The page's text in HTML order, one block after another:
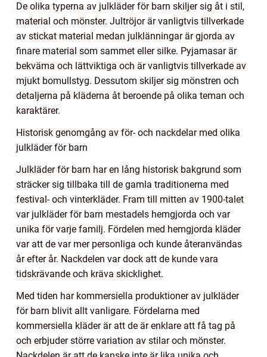
De olika typerna av julkläder för barn skiljer sig åt i stil,
material och mönster. Jultröjor är vanligtvis tillverkade
av stickat material medan julklänningar är gjorda av
finare material som sammet eller silke. Pyjamasar är
bekväma och lättviktiga och är vanligtvis tillverkade av
mjukt bomullstyg. Dessutom skiljer sig mönstren och
detaljerna på kläderna åt beroende på olika teman och
karaktärer.
Historisk genomgång av för- och nackdelar med olika
julkläder för barn
Julkläder för barn har en lång historisk bakgrund som
sträcker sig tillbaka till de gamla traditionerna med
festival- och vinterkläder. Fram till mitten av 1900-talet
var julkläder för barn mestadels hemgjorda och var
unika för varje familj. Fördelen med hemgjorda kläder
var att de var mer personliga och kunde återanvändas
år efter år. Nackdelen var dock att de kunde vara
tidskrävande och kräva skicklighet.
Med tiden har kommersiella produktioner av julkläder
för barn blivit allt vanligare. Fördelarna med
kommersiella kläder är att de är enklare att få tag på
och erbjuder större variation av stilar och mönster.